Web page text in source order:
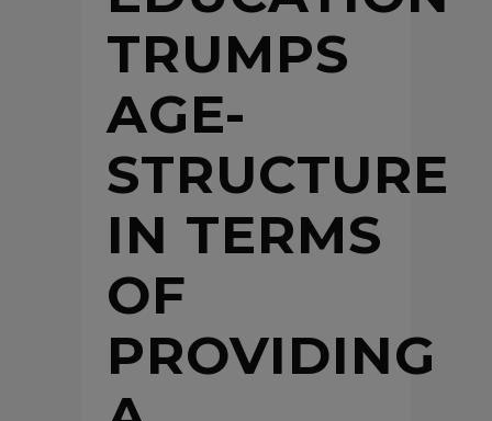
TRUMPS
AGE-
STRUCTURE
IN TERMS
OF
PROVIDING